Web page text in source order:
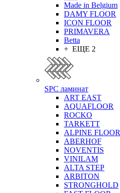
Made in Belgium
DAMY FLOOR
ICON FLOOR
PRIMAVERA
Betta
+ ЕЩЕ 2
SPC ламинат
ART EAST
AQUAFLOOR
ROCKO
TARKETT
ALPINE FLOOR
ABERHOF
NOVENTIS
VINILAM
ALTA STEP
ARBITON
STRONGHOLD